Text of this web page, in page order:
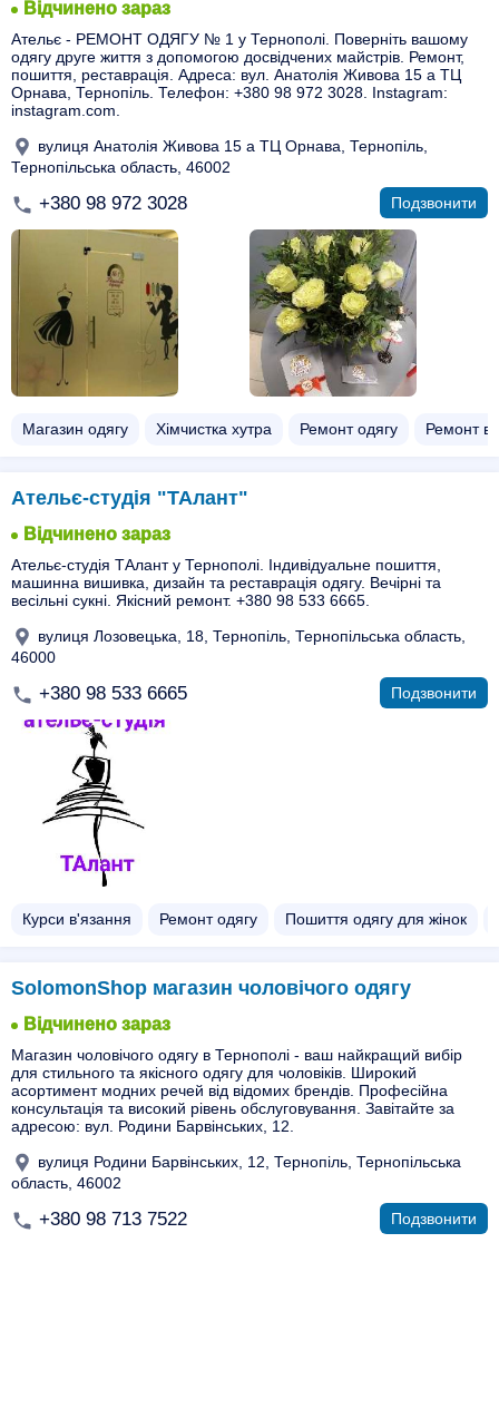
Відчинено зараз
Ательє - РЕМОНТ ОДЯГУ № 1 у Тернополі. Поверніть вашому
одягу друге життя з допомогою досвідчених майстрів. Ремонт,
пошиття, реставрація. Адреса: вул. Анатолія Живова 15 а ТЦ
Орнава, Тернопіль. Телефон: +380 98 972 3028. Instagram:
instagram.com.
вулиця Анатолія Живова 15 а ТЦ Орнава, Тернопіль,
Тернопільська область, 46002
+380 98 972 3028 Подзвонити
Магазин одягу Хімчистка хутра Ремонт одягу Ремонт
Ательє-студія "ТАлант"
Відчинено зараз
Ательє-студія ТАлант у Тернополі. Індивідуальне пошиття,
машинна вишивка, дизайн та реставрація одягу. Вечірні та
весільні сукні. Якісний ремонт. +380 98 533 6665.
вулиця Лозовецька, 18, Тернопіль, Тернопільська область,
46000
+380 98 533 6665 Подзвонити
Курси в'язання Ремонт одягу Пошиття одягу для жінок
SolomonShop магазин чоловічого одягу
Відчинено зараз
Магазин чоловічого одягу в Тернополі - ваш найкращий вибір
для стильного та якісного одягу для чоловіків. Широкий
асортимент модних речей від відомих брендів. Професійна
консультація та високий рівень обслуговування. Завітайте за
адресою: вул. Родини Барвінських, 12.
вулиця Родини Барвінських, 12, Тернопіль, Тернопільська
область, 46002
+380 98 713 7522 Подзвонити